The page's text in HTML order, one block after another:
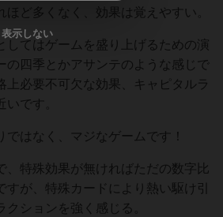
ほど多くなく、効果は覚えやすい。
してはゲームを盛り上げるための演
の四季とかアサンテのような感じで
上必要不可欠な効果、キャピタルラ
です。
ではなく、マジなゲームです！
、特殊効果が無ければただの数字比
すが、特殊カードにより熱い駆け引
クションを強く感じる。
表示しない